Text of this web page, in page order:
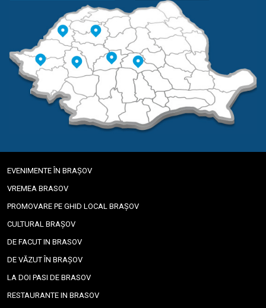
EVENIMENTE ÎN BRAȘOV
VREMEA BRASOV
PROMOVARE PE GHID LOCAL BRAȘOV
CULTURAL BRAȘOV
DE FACUT IN BRASOV
DE VĂZUT ÎN BRAȘOV
LA DOI PASI DE BRASOV
RESTAURANTE IN BRASOV